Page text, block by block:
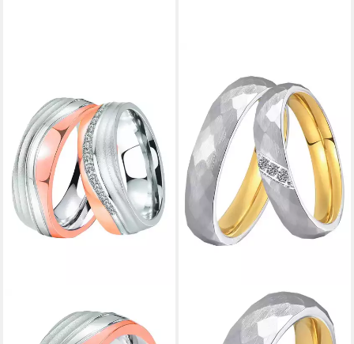
Trauring Schmuck Geschenk
Edelstahl Trauring Ehering
Trauring Schmuck Geschenk
Edelstahl Trauring Ehering